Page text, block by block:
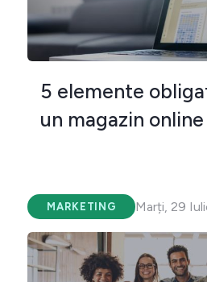
5 elemente
un magazin
MARKETING Marți, 29